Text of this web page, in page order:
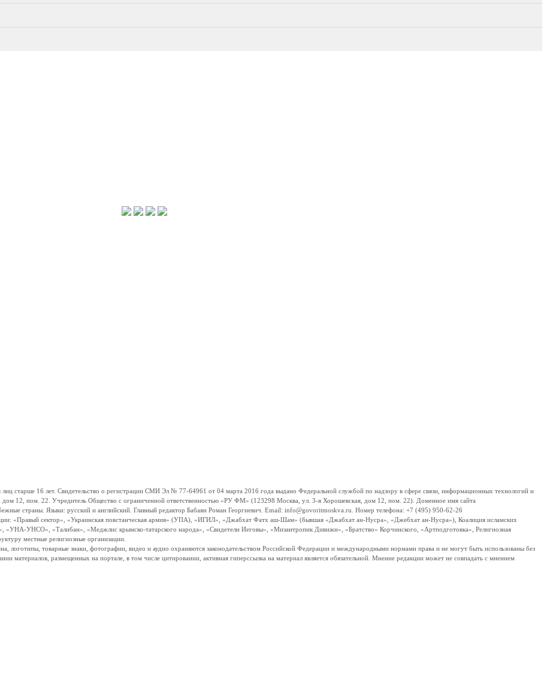
16 лет. Свидетельство о регистрации СМИ Эл № 77-64961 от 04 марта 2016 года выдано Федеральной службой по надзору в сфере связи, информационных технологий и
12, пом. 22. Учредитель Общество с ограниченной ответственностью «РУ ФМ» (123298 Москва, ул. 3-я Хорошевская, дом 12, пом. 22). Доменное имя сайта
страны. Языки: русский и английский. Главный редактор Бабаян Роман Георгиевич. Email: info@govoritmoskva.ru. Номер телефона: +7 (495) 950-62-26
«Правый сектор», «Украинская повстанческая армия» (УПА), «ИГИЛ», «Джабхат Фатх аш-Шам» (бывшая «Джабхат ан-Нусра», «Джебхат ан-Нусра»), Коалиция исламских
УНСО», «Талибан», «Меджлис крымско-татарского народа», «Свидетели Иеговы», «Мизантропик Дивижн», «Братство» Корчинского, «Артподготовка», Религиозная
местные религиозные организации.
логотипы, товарные знаки, фотографии, видео и аудио охраняются законодательством Российской Федерации и международными нормами права и не могут быть использованы без
материалов, размещенных на портале, в том числе цитировании, активная гиперссылка на материал является обязательной. Мнение редакции может не совпадать с мнением